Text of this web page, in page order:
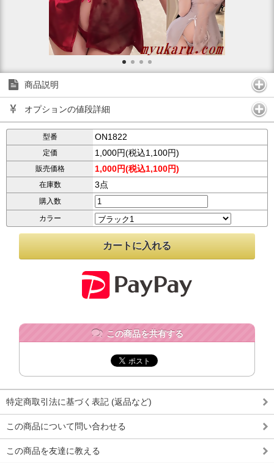
商品説明
オプションの値段詳細
型番 ON1822
定価 1,000円(税込1,100円)
販売価格 1,000円(税込1,100円)
在庫数 3点
購入数
カラー
この商品を共有する
特定商取引法に基づく表記 (返品など)
この商品について問い合わせる
この商品を友達に教える